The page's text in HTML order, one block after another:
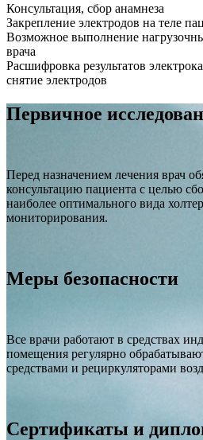
Консультация, сбор анамнеза
Закрепление электродов на теле
Возможное выполнение
врача
Расшифровка результатов
снятие электродов
Первичное
Перед назначением лечения врач
консультацию пациента с целью
наиболее оптимального вида
мониторирования.
Меры безопасности
Все врачи работают в средствах
помещения регулярно
средствами и рециркуляторами
Сертификаты и